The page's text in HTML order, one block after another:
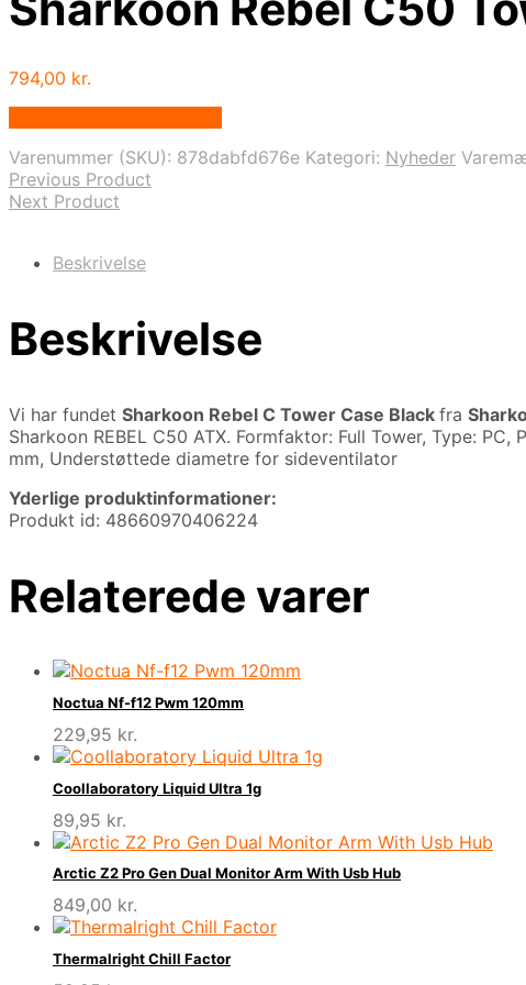
794,00 kr.
Varenummer (SKU): 878dabfd676e Kategori: Nyheder
Previous Product
Next Product
Beskrivelse
Beskrivelse
Vi har fundet Sharkoon Rebel C Tower Case Black fra
Sharkoon REBEL C50 ATX. Formfaktor: Full Tower, Type:
mm, Understøttede diametre for sideventilator
Yderlige produktinformationer:
Produkt id: 48660970406224
Relaterede varer
Noctua Nf-f12 Pwm 120mm
229,95 kr.
Coollaboratory Liquid Ultra 1g
89,95 kr.
Arctic Z2 Pro Gen Dual Monitor Arm With Usb Hub
849,00 kr.
Thermalright Chill Factor